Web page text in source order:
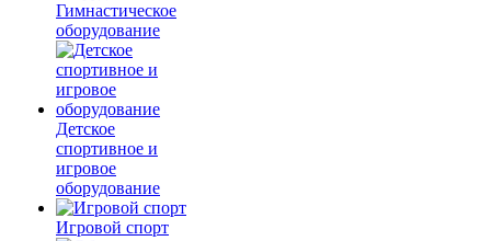
Гимнастическое
оборудование
Детское
спортивное и
игровое
оборудование
Игровой спорт